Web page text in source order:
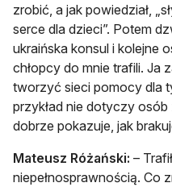
zrobić, a jak powiedział,
serce dla dzieci”. Potem
ukraińska konsul i kolejne
chłopcy do mnie trafili. Ja
tworzyć sieci pomocy dla
przykład nie dotyczy
dobrze pokazuje, jak
Mateusz Różański: –
niepełnosprawnością. Co